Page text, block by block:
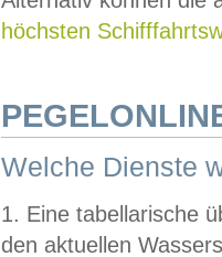
höchsten
Welche Dienste
1. Eine tabellarische
den aktuellen